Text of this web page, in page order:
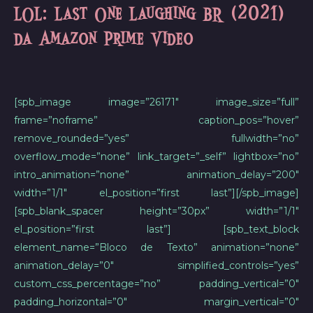
LOL: Last One Laughing BR (2021)
da Amazon Prime Video
[spb_image image=”26171″ image_size=”full”
frame=”noframe” caption_pos=”hover”
remove_rounded=”yes” fullwidth=”no”
overflow_mode=”none” link_target=”_self” lightbox=”no”
intro_animation=”none” animation_delay=”200″
width=”1/1″ el_position=”first last”][/spb_image]
[spb_blank_spacer height=”30px” width=”1/1″
el_position=”first last”] [spb_text_block
element_name=”Bloco de Texto” animation=”none”
animation_delay=”0″ simplified_controls=”yes”
custom_css_percentage=”no” padding_vertical=”0″
padding_horizontal=”0″ margin_vertical=”0″